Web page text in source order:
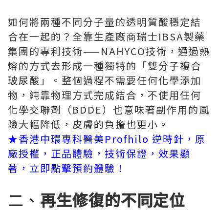
如何將兩種不同分子量的透明質酸穩定結
合在一起的？全靠生產廠商瑞士IBSA製藥
集團的專利技術——NAHYCO技術，通過熱
熔的方式去形成一種獨特的「雙分子複合
玻尿酸」。整個過程不需要任何化學添加
物，純靠物理方式完成結合，不使用任何
化學交聯劑（BDDE）也意味著副作用的風
險大幅降低，皮膚的負擔也更小。
★香港中環專科醫美Profhilo 逆時針，原
廠授權，正品體驗，技術保證，效果顯
著，立即點擊預約體驗！
二、 再生修復的不同定位